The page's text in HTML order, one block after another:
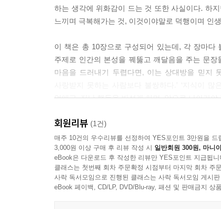
하는 생각에 위화감이 드는 것 또한 사실이다. 하
느끼며 극복해가는 것, 이것이야말로 덕행이며 인
이 책은 총 10장으로 구성되어 있는데, 각 장마
주제로 인간의 본성을 꿰뚫고 깨달음을 주는 문장
마음을 드러내기 두렵다면, 이는 상대방을 믿지
없애고, 지난 행동을 반성케 하며, 앞으로 나아가
회원리뷰 (1건)
매주 10건의 우수리뷰를 선정하여 YES포인트 3만원을 드
3,000원 이상 구매 후 리뷰 작성 시 일반회원 300원, 마니
eBook은 다운로드 후 작성한 리뷰만 YES포인트 지급됩니
클래스는 첫번째 회차 주문확정 시점부터 마지막 회차 주
사락 독서모임으로 진행된 클래스는 사락 독서모임 게시
eBook 페이백, CD/LP, DVD/Blu-ray, 패션 및 판매금지 상